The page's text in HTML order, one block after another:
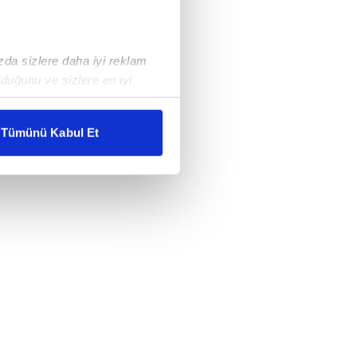
sizlere daha iyi reklam
ve sizlere en iyi
karşılamak
gösterilmeyecektir."
kullanılmaktadır. Bu
sunulması
ve sizlere yönelik
detaylı bilgi için Ayarlar
ve sitemizde ilgili
Tümünü Kabul Et